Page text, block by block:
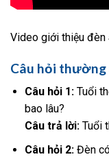
Video giới thiệu đèn
Câu hỏi thường
Câu hỏi 1:Tuổi
bao lâu?
Câu trả lời:Tuổi
Câu hỏi 2:Đèn